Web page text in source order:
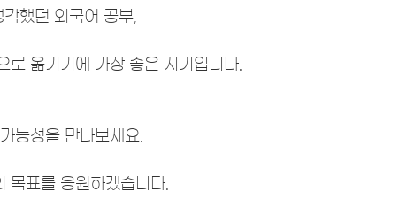
했던 외국어 공부,
로 옮기기에 가장 좋은 시기입니다.
능성을 만나보세요.
목표를 응원하겠습니다.